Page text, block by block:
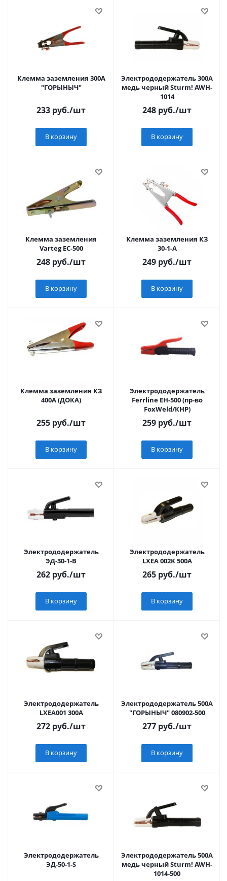
Клемма заземления 300А
"ГОРЫНЫЧ"
233 руб./шт
В корзину
Электрододержатель 300А
медь черный Sturm! AWH-
1014
248 руб./шт
В корзину
Клемма заземления
Varteg EC-500
248 руб./шт
В корзину
Клемма заземления КЗ
30-1-A
249 руб./шт
В корзину
Клемма заземления КЗ
400А (ДОКА)
255 руб./шт
В корзину
Электрододержатель
Ferrline EH-500 (пр-во
FoxWeld/КНР)
259 руб./шт
В корзину
Электрододержатель
ЭД-30-1-B
262 руб./шт
В корзину
Электрододержатель
LXEA 002K 500A
265 руб./шт
В корзину
Электрододержатель
LXEA001 300A
272 руб./шт
В корзину
Электрододержатель 500А
"ГОРЫНЫЧ" 080902-500
277 руб./шт
В корзину
Электрододержатель
ЭД-50-1-S
Электрододержатель 500А
медь черный Sturm! AWH-
1014-500